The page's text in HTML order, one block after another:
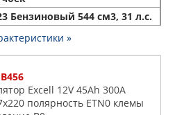
Бензиновый 544 см3, 31 л.с.
»
Excell 12V 45Ah 300A
полярность ETN0 клемы